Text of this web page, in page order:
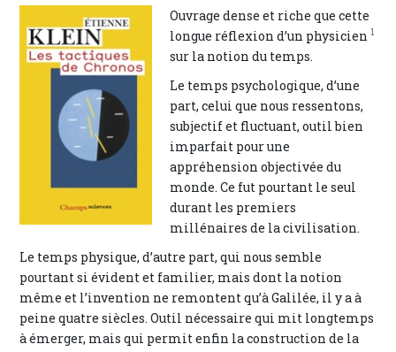
Ouvrage dense et riche que cette
longue réflexion d’un physicien 1
sur la notion du temps.
Le temps psychologique, d’une
part, celui que nous ressentons,
subjectif et fluctuant, outil bien
imparfait pour une
appréhension objectivée du
monde. Ce fut pourtant le seul
durant les premiers
millénaires de la civilisation.
Le temps physique, d’autre part, qui nous semble
pourtant si évident et familier, mais dont la notion
même et l’invention ne remontent qu’à Galilée, il y a à
peine quatre siècles. Outil nécessaire qui mit longtemps
à émerger, mais qui permit enfin la construction de la